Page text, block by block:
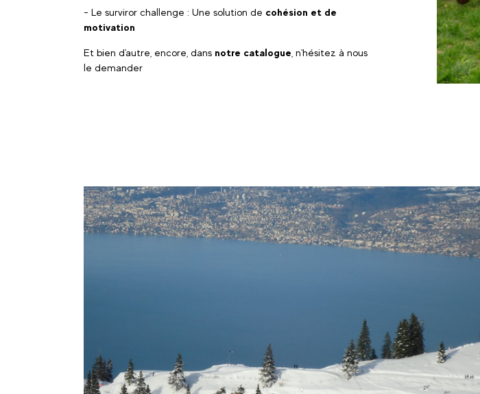
- Le surviror challenge : Une solution de cohésion et de
motivation
Et bien d'autre, encore, dans notre catalogue , n'hésitez à nous
le demander